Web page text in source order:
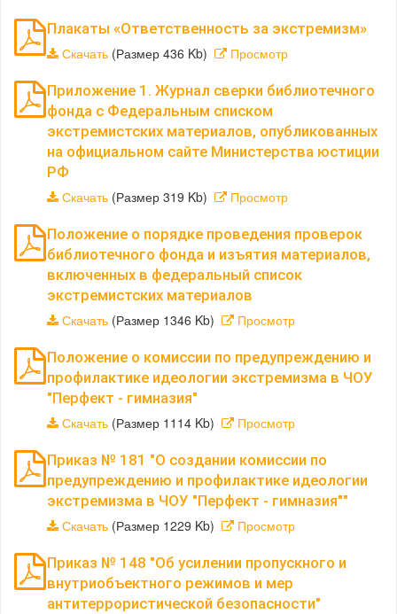
Плакаты «Ответственность за экстремизм»
Скачать (Размер 436 Kb) Просмотр
Приложение 1. Журнал сверки библиотечного
фонда с Федеральным списком
экстремистских материалов, опубликованных
на официальном сайте Министерства юстиции
РФ
Скачать (Размер 319 Kb) Просмотр
Положение о порядке проведения проверок
библиотечного фонда и изъятия материалов,
включенных в федеральный список
экстремистских материалов
Скачать (Размер 1346 Kb) Просмотр
Положение о комиссии по предупреждению и
профилактике идеологии экстремизма в ЧОУ
"Перфект - гимназия"
Скачать (Размер 1114 Kb) Просмотр
Приказ № 181 "О создании комиссии по
предупреждению и профилактике идеологии
экстремизма в ЧОУ "Перфект - гимназия""
Скачать (Размер 1229 Kb) Просмотр
Приказ № 148 "Об усилении пропускного и
внутриобъектного режимов и мер
антитеррористической безопасности"